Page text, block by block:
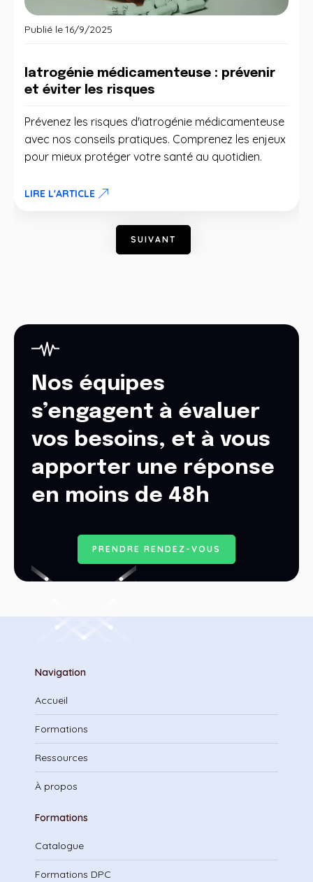
Publié le16/9/2025
Iatrogénie médicamenteuse : prévenir
et éviter les risques
Prévenez les risques d'iatrogénie médicamenteuse
avec nos conseils pratiques. Comprenez les enjeux
pour mieux protéger votre santé au quotidien.
LIRE L'ARTICLE
S UIVANT
Nos équipes
s’engagent à évaluer
vos besoins, et à vous
apporter une réponse
en moins de 48h
P RE ND RE RE ND E Z - VO US
Navigation
Accueil
Formations
Ressources
À propos
Formations
Catalogue
Formations DPC